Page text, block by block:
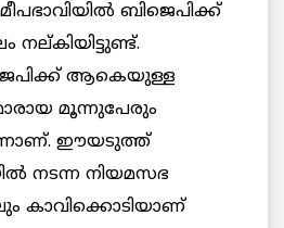
ബിജെപിക്ക്
നല്കിയിട്ടുണ്ട്.
ആകെയുള്ള
മൂന്നുപേരും
ഈയടുത്ത്
നടന്ന നിയമസഭ
കാവിക്കൊടിയാണ്